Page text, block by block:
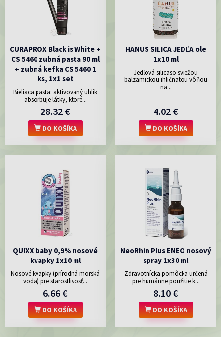
CURAPROX Black is White +
CS 5460 zubná pasta 90 ml
+ zubná kefka CS 5460 1
ks, 1x1 set
Bieliaca pasta: aktivovaný uhlík
absorbuje látky, ktoré...
28.32 €
DO KOŠÍKA
HANUS SILICA JEDĽA ole
1x10 ml
Jedľová silicaso sviežou
balzamickou ihličnatou vôňou
na...
4.02 €
DO KOŠÍKA
QUIXX baby 0,9% nosové
kvapky 1x10 ml
Nosové kvapky (prírodná morská
voda) pre starostlivosť...
6.66 €
DO KOŠÍKA
NeoRhin Plus ENEO nosový
spray 1x30 ml
Zdravotnícka pomôcka určená
pre humánne použitie k...
8.10 €
DO KOŠÍKA